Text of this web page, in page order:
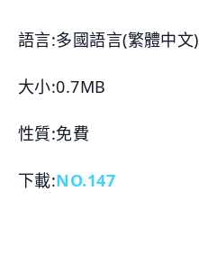
語言:多國語言(繁體中文)
大小:0.7MB
性質:免費
下載:NO.147